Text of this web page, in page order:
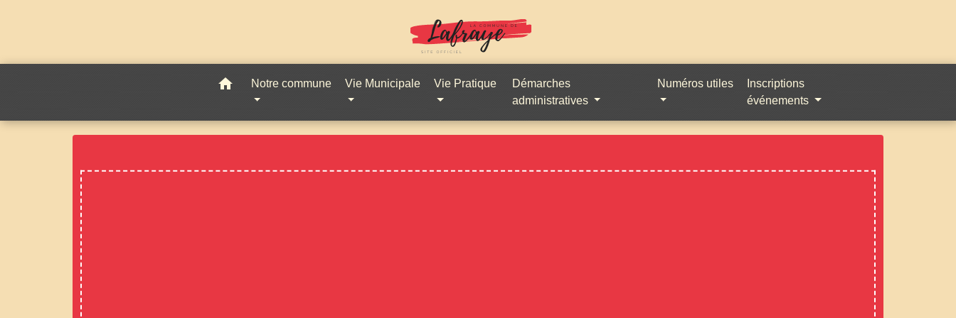
home Notre commune Vie Municipale Vie Pratique
Démarches
administratives
Numéros utiles
Inscriptions
événements